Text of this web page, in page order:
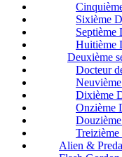
Sixième
Septième
Huitième
Deuxième
Docteur
Dixième
Onzième
Alien &